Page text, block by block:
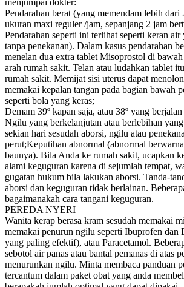
Pendarahan berat (yang memendam lebih
ukuran maxi reguler /jam, sepanjang 2 jam
Pendarahan seperti ini terlihat seperti keran air
tanpa penekanan). Dalam kasus pendarahan
menelan dua extra tablet Misoprostol di
arah rumah sakit. Telan atau ludahkan tablet
rumah sakit. Memijat sisi uterus dapat
memakai kepalan tangan pada bagian bawah
seperti bola yang keras;
Demam 39º kapan saja, atau 38º yang
Ngilu yang berkelanjutan atau berlebihan
sekian hari sesudah aborsi, ngilu atau
perut;Keputihan abnormal (abnormal
baunya). Bila Anda ke rumah sakit, ucapkan
alami keguguran karena di sejumlah tempat,
gugatan hukum bila lakukan aborsi. Tanda-
aborsi dan keguguran tidak berlainan.
bagaimanakah cara tangani keguguran.
PEREDA NYERI
Wanita kerap berasa kram sesudah memakai
memakai penurun ngilu seperti Ibuprofen dan
yang paling efektif), atau Paracetamol.
sebotol air panas atau bantal pemanas di atas
menurunkan ngilu. Minta membaca panduan
tercantum dalam paket obat yang anda